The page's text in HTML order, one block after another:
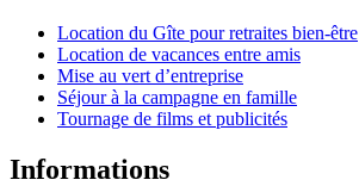
Location du Gîte pour retraites bien-être
Location de vacances entre amis
Mise au vert d’entreprise
Séjour à la campagne en famille
Tournage de films et publicités
Informations